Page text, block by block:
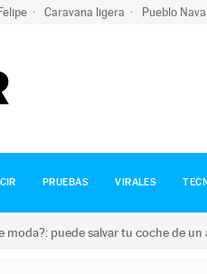
Caravana ligera Pueblo
PRUEBAS VIRALES
moda?: puede salvar tu coche de